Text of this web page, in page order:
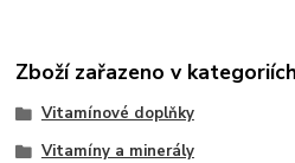
Zboží zařazeno v kategoriích
Vitamínové doplňky
Vitamíny a minerály